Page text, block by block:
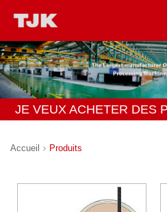
JE VEUX ACHETER DES
Accueil Produits